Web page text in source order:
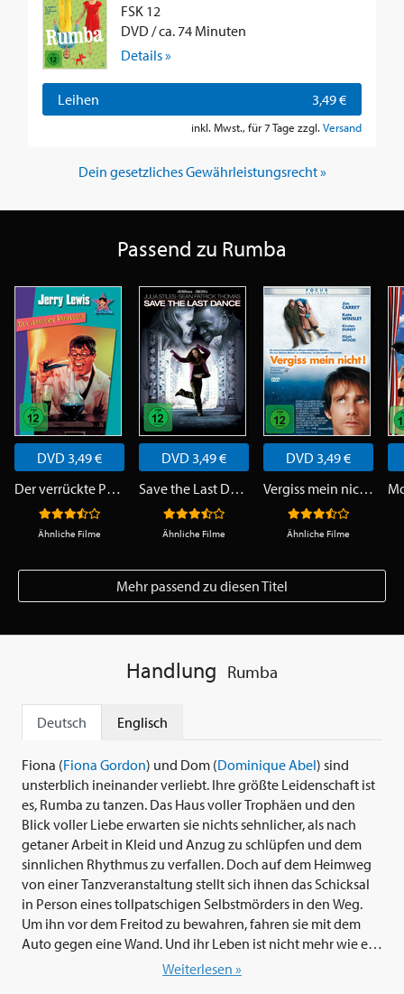
FSK 12
DVD / ca. 74 Minuten
Details »
Leihen 3,49 €
inkl. Mwst., für 7 Tage zzgl. Versand
Dein gesetzliches Gewährleistungsrecht »
Passend zu Rumba
DVD 3,49 €
Der verrückte Professor
Ähnliche Filme
DVD 3,49 €
Save the Last Dance
Ähnliche Filme
DVD 3,49 €
Vergiss mein nicht!
Ähnliche Filme
Mehr passend zu diesen Titel
Handlung Rumba
Deutsch Englisch
Fiona (Fiona Gordon) und Dom (Dominique Abel) sind
unsterblich ineinander verliebt. Ihre größte Leidenschaft ist
es, Rumba zu tanzen. Das Haus voller Trophäen und den
Blick voller Liebe erwarten sie nichts sehnlicher, als nach
getaner Arbeit in Kleid und Anzug zu schlüpfen und dem
sinnlichen Rhythmus zu verfallen. Doch auf dem Heimweg
von einer Tanzveranstaltung stellt sich ihnen das Schicksal
in Person eines tollpatschigen Selbstmörders in den Weg.
Um ihn vor dem Freitod zu bewahren, fahren sie mit dem
Auto gegen eine Wand. Und ihr Leben ist nicht mehr wie es
vorher war. Fiona wacht in einem Ganzkörpergips auf, und
Weiterlesen »